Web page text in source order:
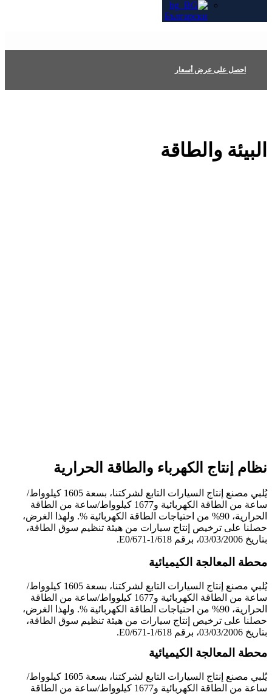
Български
احصل على عرض أسعار
البيئة والطاقة
نظام إنتاج الكهرباء والطاقة الحرارية
يُلبي مصنع إنتاج السيارات التابع لشركتنا، بسعة 1605 كيلوواط/
ساعة من الطاقة الكهربائية و1677 كيلوواط/ساعة من الطاقة
الحرارية، 90% من احتياجات الطاقة الكهربائية %. ولهذا الغرض،
حصلنا على ترخيص إنتاج سيارات من هيئة تنظيم سوق الطاقة،
بتاريخ 03/03/2006، برقم E0/671-1/618.
محطة المعالجة الكيميائية
يُلبي مصنع إنتاج السيارات التابع لشركتنا، بسعة 1605 كيلوواط/
ساعة من الطاقة الكهربائية و1677 كيلوواط/ساعة من الطاقة
الحرارية، 90% من احتياجات الطاقة الكهربائية %. ولهذا الغرض،
حصلنا على ترخيص إنتاج سيارات من هيئة تنظيم سوق الطاقة،
بتاريخ 03/03/2006، برقم E0/671-1/618.
محطة المعالجة الكيميائية
يُلبي مصنع إنتاج السيارات التابع لشركتنا، بسعة 1605 كيلوواط/
ساعة من الطاقة الكهربائية و1677 كيلوواط/ساعة من الطاقة